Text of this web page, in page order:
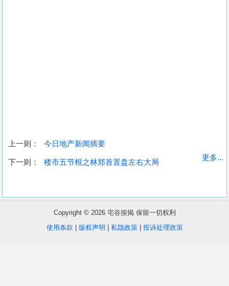
收
盘
上一则： 今日地产新闻摘要
下一则： 楼市五节棍之林郑首置盘左右大局
更多...
Copyright © 2026 宅谷按揭 保留一切权利
使用条款
版权声明 私隐政策| 投诉处理政策